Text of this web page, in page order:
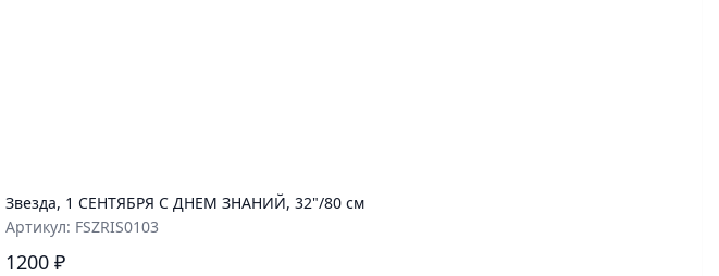
Звезда, 1 СЕНТЯБРЯ С ДНЕМ ЗНАНИЙ, 32"/80 см
Артикул: FSZRIS0103
1200 ₽